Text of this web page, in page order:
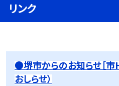
リンク
●堺市からのお知らせ［
おしらせ）